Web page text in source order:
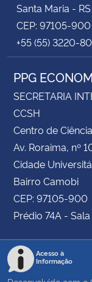
Santa Maria - RS
CEP: 97105-900
+55 (55) 3220-
PPG
SECRETARIA
CCSH
Centro de
Av. Roraima, nº
Cidade
Bairro Camobi
CEP: 97105-900
Prédio 74A - Sala
Acesso à
Informação